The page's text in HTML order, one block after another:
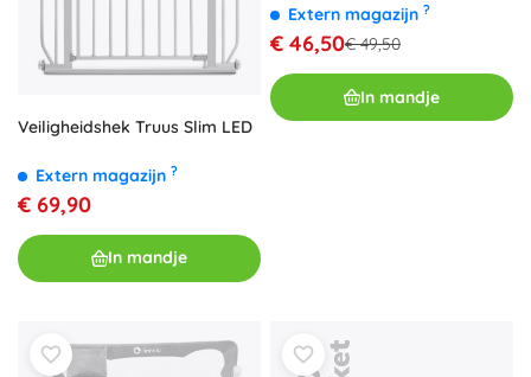
Veiligheidshek Truus Slim LED
Extern magazijn ?
€ 69,90
In mandje
Extern magazijn ?
€ 46,50€ 49,50
In mandje